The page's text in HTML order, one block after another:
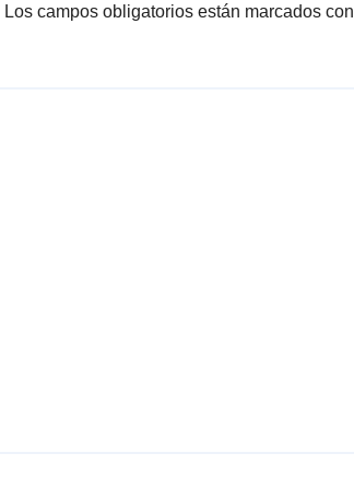
Los campos obligatorios están marcados con